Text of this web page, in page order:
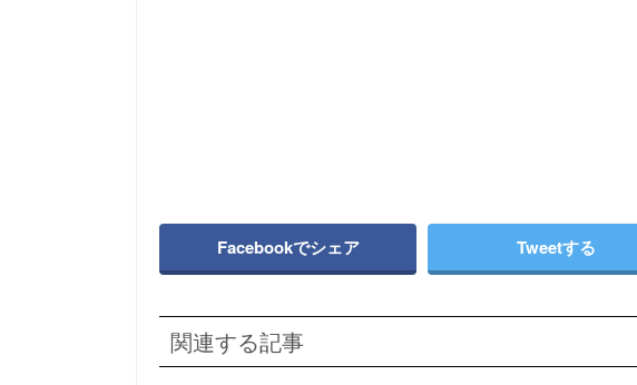
Facebookでシェア Tweetする
関連する記事